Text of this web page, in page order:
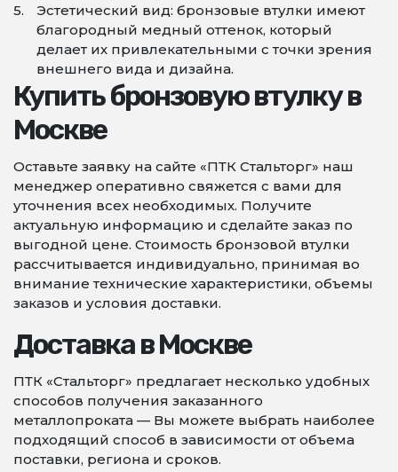
Эстетический вид: бронзовые втулки имеют
благородный медный оттенок, который
делает их привлекательными с точки зрения
внешнего вида и дизайна.
Купить бронзовую втулку в
Москве
Оставьте заявку на сайте «ПТК Стальторг» наш
менеджер оперативно свяжется с вами для
уточнения всех необходимых. Получите
актуальную информацию и сделайте заказ по
выгодной цене. Стоимость бронзовой втулки
рассчитывается индивидуально, принимая во
внимание технические характеристики, объемы
заказов и условия доставки.
Доставка в Москве
ПТК «Стальторг» предлагает несколько удобных
способов получения заказанного
металлопроката — Вы можете выбрать наиболее
подходящий способ в зависимости от объема
поставки, региона и сроков.